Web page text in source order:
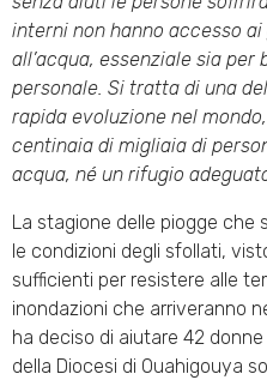
interni non hanno accesso
all’acqua, essenziale sia per
personale. Si tratta di una
rapida evoluzione nel
centinaia di migliaia di
acqua, né un rifugio
La stagione delle piogge
le condizioni degli sfollati,
sufficienti per resistere alle
inondazioni che arriveranno
ha deciso di aiutare 42
della Diocesi di Ouahigouya